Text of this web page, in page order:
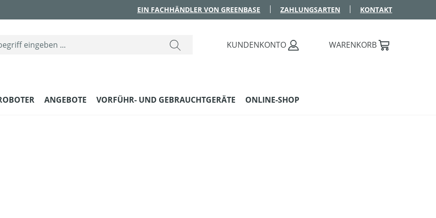
EIN FACHHÄNDLER VON GREENBASE ZAHLUNGSARTEN KONTAKT
KUNDENKONTO WARENKORB
ANGEBOTE VORFÜHR- UND GEBRAUCHTGERÄTE ONLINE-SHOP